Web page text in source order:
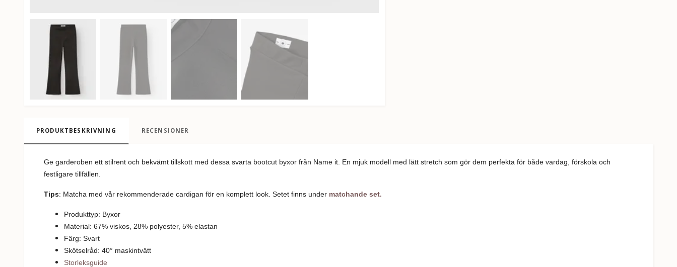
PRODUKTBESKRIVNING RECENSIONER
Ge garderoben ett stilrent och bekvämt tillskott med dessa svarta bootcut byxor från Name it. En mjuk modell med lätt stretch som gör dem perfekta för både vardag, förskola och
festligare tillfällen.
Tips: Matcha med vår rekommenderade cardigan för en komplett look. Setet finns under matchande set.
Produkttyp: Byxor
Material: 67% viskos, 28% polyester, 5% elastan
Färg: Svart
Skötselråd: 40° maskintvätt
Storleksguide